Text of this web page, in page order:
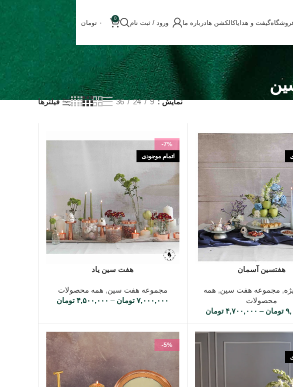
گیفت و هدایاکالکشن هادرباره ما ورود / ثبت نام
0
۰ تومان
نمایش 9
24
36 فیلترها
هفتسین آسمان
, مجموعه هفت سین, همه
محصولات
تومان – ۴,۷۰۰,۰۰۰ تومان
-7%
اتمام موجودی
هفت سین یاد
مجموعه هفت سین, همه محصولات
۷,۰۰۰,۰۰۰ تومان – ۴,۵۰۰,۰۰۰ تومان
-5%